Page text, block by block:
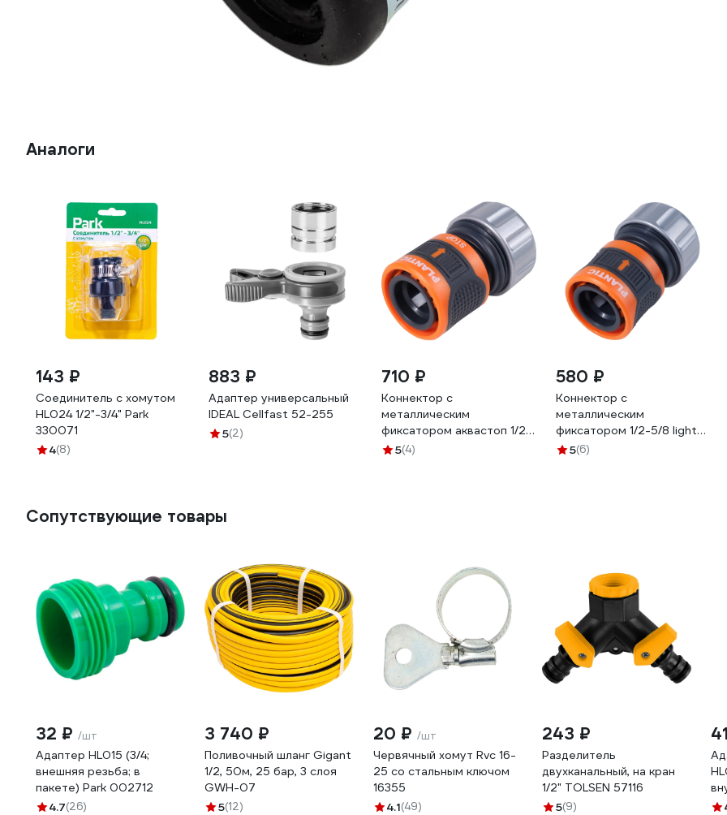
Аналоги
143 ₽
Соединитель с хомутом
HL024 1/2"-3/4" Park
330071
4(8)
883 ₽
Адаптер универсальный
IDEAL Cellfast 52-255
5(2)
710 ₽
Коннектор c
металлическим
фиксатором аквастоп 1/2-
5/8 light Plantic 39379-01
5(4)
580 ₽
Коннектор c
металлическим
фиксатором 1/2-5/8 light
Plantic 39378-01
5(6)
Сопутствующие товары
32 ₽ /шт
Адаптер HL015 (3/4;
внешняя резьба; в
пакете) Park 002712
4.7(26)
3 740 ₽
Поливочный шланг Gigant
1/2, 50м, 25 бар, 3 слоя
GWH-07
5(12)
20 ₽ /шт
Червячный хомут Rvc 16-
25 со стальным ключом
16355
4.1(49)
243 ₽
Разделитель
двухканальный, на кран
1/2" TOLSEN 57116
5(9)